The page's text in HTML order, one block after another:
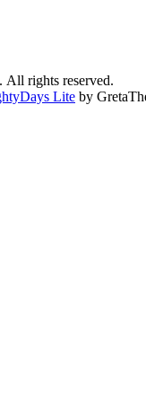
. All rights reserved.
Lite by